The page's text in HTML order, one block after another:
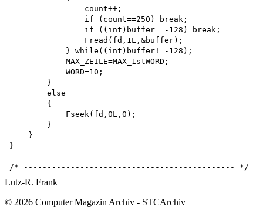
                count++;
                if (count==250) break;
                if ((int)buffer==-128) break;
                Fread(fd,1L,&buffer);
            } while((int)buffer!=-128);
            MAX_ZEILE=MAX_1stWORD;
            WORD=10;
        }
        else
        {
            Fseek(fd,0L,0);
        }
    }
}
Lutz-R. Frank
© 2026 Computer Magazin Archiv - STCArchiv